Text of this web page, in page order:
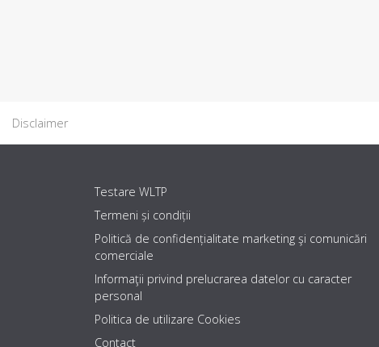
Disclaimer
Testare WLTP
Termeni și condiții
Politică de confidențialitate marketing şi comunicări
comerciale
Informaţii privind prelucrarea datelor cu caracter
personal
Politica de utilizare Cookies
Contact